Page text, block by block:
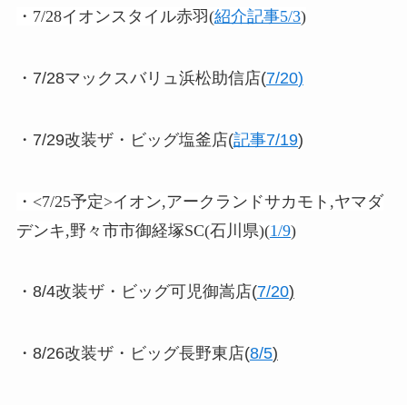
・7/28イオンスタイル赤羽(紹介記事5/3)
・7/28マックスバリュ浜松助信店(7/20)
・7/29改装ザ・ビッグ塩釜店(記事7/19)
・<7/25予定>イオン,アークランドサカモト,ヤマダ
デンキ,野々市市御経塚SC(石川県)(1/9)
・8/4改装ザ・ビッグ可児御嵩店(7/20)
・8/26改装ザ・ビッグ長野東店(8/5)